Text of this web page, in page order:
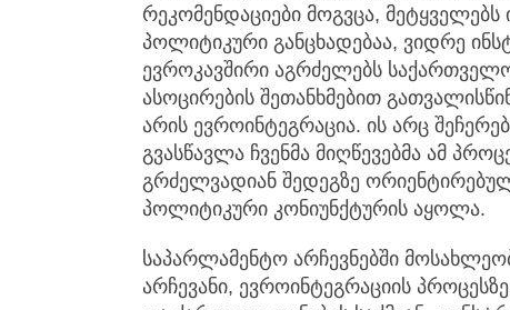
რეკომენდაციები მოგვცა,
პოლიტიკური განცხადებაა, ვიდრე
ევროკავშირი აგრძელებს
ასოცირების შეთანხმებით
არის ევროინტეგრაცია. ის არც
გვასწავლა ჩვენმა მიღწევებმა ამ
გრძელვადიან შედეგზე
პოლიტიკური კონიუნქტურის აყოლა.
საპარლამენტო არჩევნებში
არჩევანი, ევროინტეგრაციის